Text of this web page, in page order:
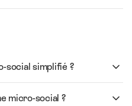
social simplifié ?
micro-social ?